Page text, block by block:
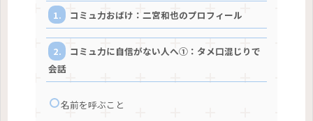
コミュ力おばけ：二宮和也のプロフィール
コミュ力に自信がない人へ①：タメ口混じりで
会話
名前を呼ぶこと